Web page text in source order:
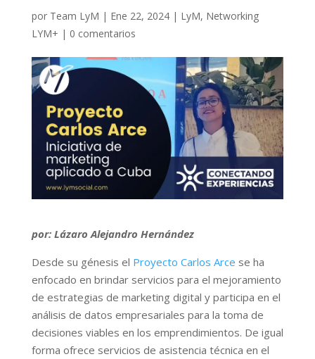
por Team LyM | Ene 22, 2024| LyM, Networking
LYM+ | 0 comentarios
por: Lázaro Alejandro Hernández
Desde su génesis el Proyecto Carlos Arce se ha
enfocado en brindar servicios para el mejoramiento
de estrategias de marketing digital y participa en el
análisis de datos empresariales para la toma de
decisiones viables en los emprendimientos. De igual
forma ofrece servicios de asistencia técnica en el